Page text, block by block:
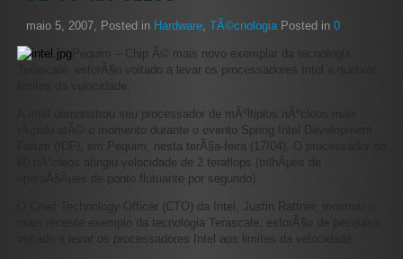
maio 5, 2007, Posted in Hardware, TÃ©cnologiaPosted in 0
Pequim – Chip Ã© mais novo exemplar da tecnologia
Terascale, esforÃ§o voltado a levar os processadores Intel a quebrar
limites da velocidade.
A Intel demonstrou seu processador de mÃºltiplos nÃºcleos mais
rÃ¡pido atÃ© o momento durante o evento Spring Intel Development
Forum (IDF), em Pequim, nesta terÃ§a-feira (17/04). O processador de
80 nÃºcleos atingiu velocidade de 2 teraflops (trilhÃµes de
operaÃ§Ãµes de ponto flutuante por segundo).
O Chief Technology Officer (CTO) da Intel, Justin Rattner, mostrou o
mais recente exemplo da tecnologia Terascale, esforÃ§o de pesquisa
voltado a levar os processadores Intel aos limites da velocidade.